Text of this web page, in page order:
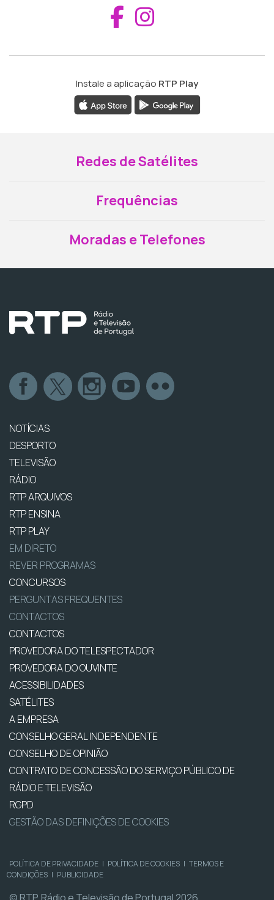
Aceder ao
Instale a aplicação RTP Play
Redes de Satélites
Frequências
Moradas e Telefones
NOTÍCIAS
DESPORTO
TELEVISÃO
RÁDIO
RTP ARQUIVOS
RTP ENSINA
RTP PLAY
EM DIRETO
REVER PROGRAMAS
CONCURSOS
PERGUNTAS FREQUENTES
CONTACTOS
CONTACTOS
PROVEDORA DO TELESPECTADOR
PROVEDORA DO OUVINTE
ACESSIBILIDADES
SATÉLITES
A EMPRESA
CONSELHO GERAL INDEPENDENTE
CONSELHO DE OPINIÃO
CONTRATO DE CONCESSÃO DO SERVIÇO PÚBLICO DE
RÁDIO E TELEVISÃO
RGPD
GESTÃO DAS DEFINIÇÕES DE COOKIES
POLÍTICA DE PRIVACIDADE | POLÍTICA DE COOKIES | TERMOS E
CONDIÇÕES | PUBLICIDADE